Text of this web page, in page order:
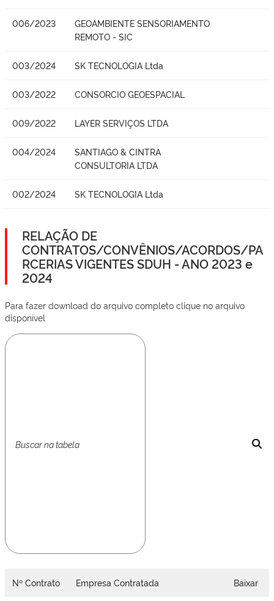
006/2023
GEOAMBIENTE SENSORIAMENTO
REMOTO - SIC
003/2024 SK TECNOLOGIA Ltda
003/2022 CONSORCIO GEOESPACIAL
009/2022 LAYER SERVIÇOS LTDA
004/2024
SANTIAGO & CINTRA
CONSULTORIA LTDA
002/2024 SK TECNOLOGIA Ltda
RELAÇÃO DE
CONTRATOS/CONVÊNIOS/ACORDOS/PA
RCERIAS VIGENTES SDUH - ANO 2023 e
2024
Para fazer download do arquivo completo clique no arquivo
disponível
Nº Contrato Empresa Contratada Baixar